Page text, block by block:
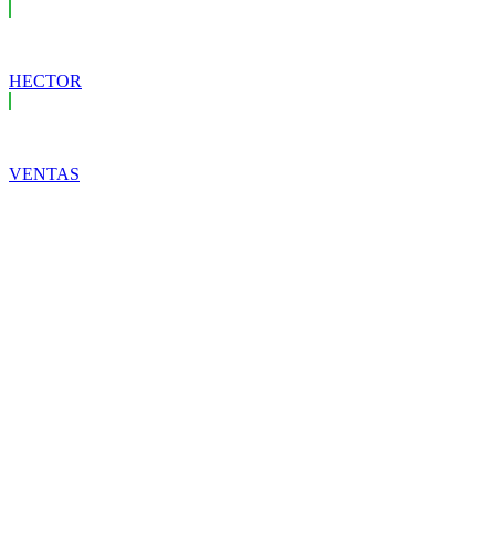
HECTOR
VENTAS